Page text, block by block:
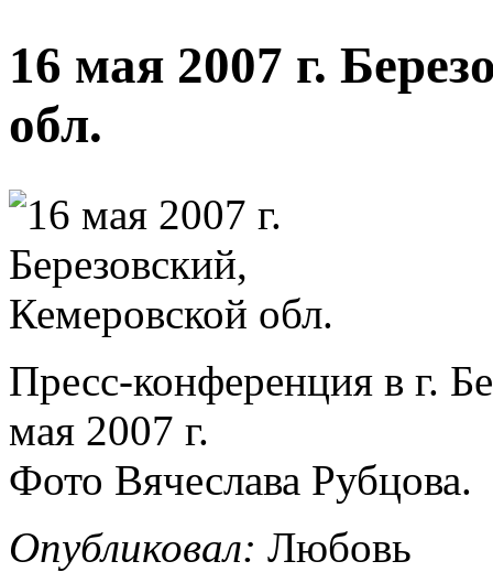
16 мая 2007 г.
обл.
Пресс-конференция в г.
мая 2007 г.
Фото Вячеслава Рубцова.
Опубликовал: Любовь